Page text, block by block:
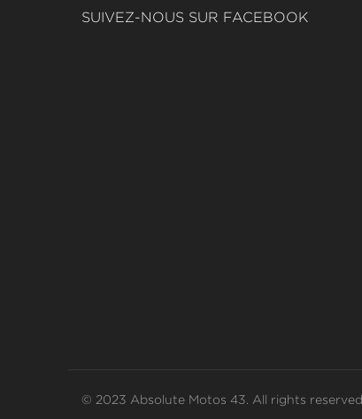
SUIVEZ-NOUS SUR FACEBOOK
© 2023 Absolute Motos 43. All rights reserved.